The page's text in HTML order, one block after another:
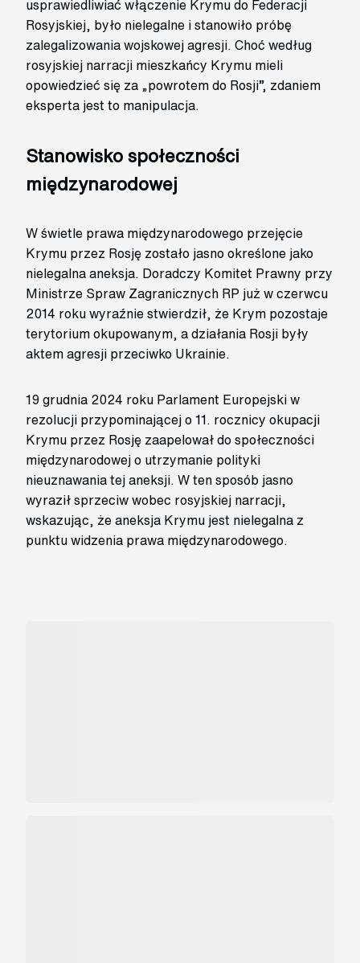
usprawiedliwiać włączenie Krymu do Federacji
Rosyjskiej, było nielegalne i stanowiło próbę
zalegalizowania wojskowej agresji. Choć według
rosyjskiej narracji mieszkańcy Krymu mieli
opowiedzieć się za „powrotem do Rosji”, zdaniem
eksperta jest to manipulacja.
Stanowisko społeczności
międzynarodowej
W świetle prawa międzynarodowego przejęcie
Krymu przez Rosję zostało jasno określone jako
nielegalna aneksja. Doradczy Komitet Prawny przy
Ministrze Spraw Zagranicznych RP już w czerwcu
2014 roku wyraźnie stwierdził, że Krym pozostaje
terytorium okupowanym, a działania Rosji były
aktem agresji przeciwko Ukrainie.
19 grudnia 2024 roku Parlament Europejski w
rezolucji przypominającej o 11. rocznicy okupacji
Krymu przez Rosję zaapelował do społeczności
międzynarodowej o utrzymanie polityki
nieuznawania tej aneksji. W ten sposób jasno
wyraził sprzeciw wobec rosyjskiej narracji,
wskazując, że aneksja Krymu jest nielegalna z
punktu widzenia prawa międzynarodowego.